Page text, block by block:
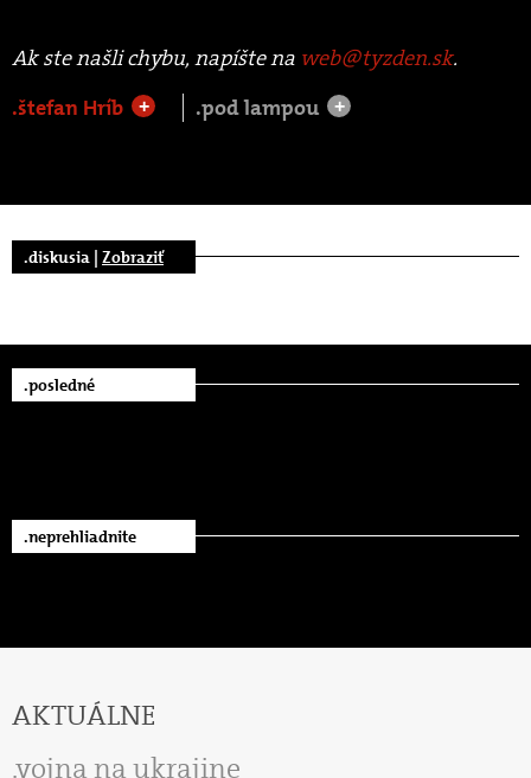
Ak ste našli chybu, napíšte na web@tyzden.sk.
.štefan Hríb
+ .pod lampou +
.diskusia | Zobraziť
.posledné
.neprehliadnite
AKTUÁLNE
vojna na ukrajine